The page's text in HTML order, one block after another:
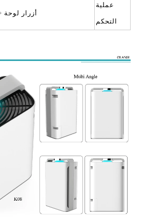
عملية
التحكم
أزرار